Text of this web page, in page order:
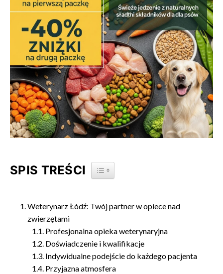
SPIS TREŚCI TOGGLE TABLE OF CONTENT
Weterynarz Łódź: Twój partner w opiece nad
zwierzętami
Profesjonalna opieka weterynaryjna
Doświadczenie i kwalifikacje
Indywidualne podejście do każdego pacjenta
Przyjazna atmosfera